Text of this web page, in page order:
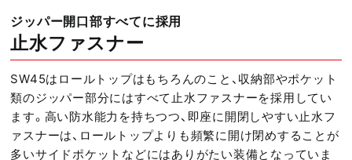
ジッパー開口部すべてに採用
止水ファスナー
SW45はロールトップはもちろんのこと、収納部やポケット
類のジッパー部分にはすべて止水ファスナーを採用してい
ます。高い防水能力を持ちつつ、即座に開閉しやすい止水フ
ァスナーは、ロールトップよりも頻繁に開け閉めすることが
多いサイドポケットなどにはありがたい装備となっていま